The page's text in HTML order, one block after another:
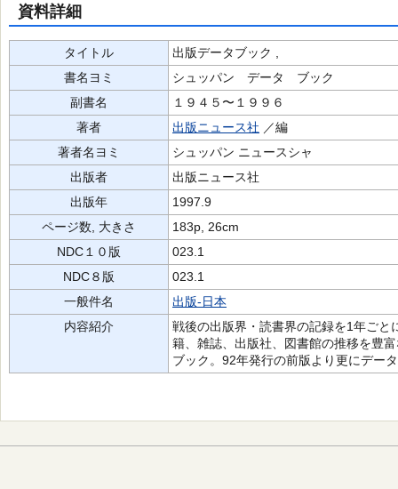
資料詳細
タイトル
出版データブック ,
書名ヨミ
シュッパン データ ブック
副書名
１９４５〜１９９６
著者
出版ニュース社 ／編
著者名ヨミ
シュッパン ニュースシャ
出版者
出版ニュース社
出版年
1997.9
ページ数, 大きさ
183p, 26cm
NDC１０版
023.1
NDC８版
023.1
一般件名
出版-日本
内容紹介
戦後の出版界・読書界の記録を1年ご
籍、雑誌、出版社、図書館の推移を豊
ブック。92年発行の前版より更にデー